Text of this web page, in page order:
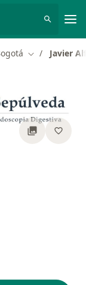
Cambiar de
Javier